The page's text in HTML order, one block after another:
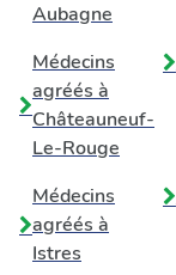
Aubagne
Médecins
agréés à
Châteauneuf-
Le-Rouge
Médecins
agréés à
Istres